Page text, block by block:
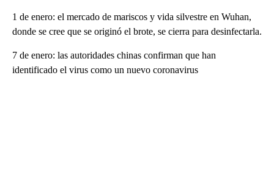
1 de enero: el mercado de mariscos y vida silvestre en Wuhan,
donde se cree que se originó el brote, se cierra para desinfectarla.
7 de enero: las autoridades chinas confirman que han
identificado el virus como un nuevo coronavirus